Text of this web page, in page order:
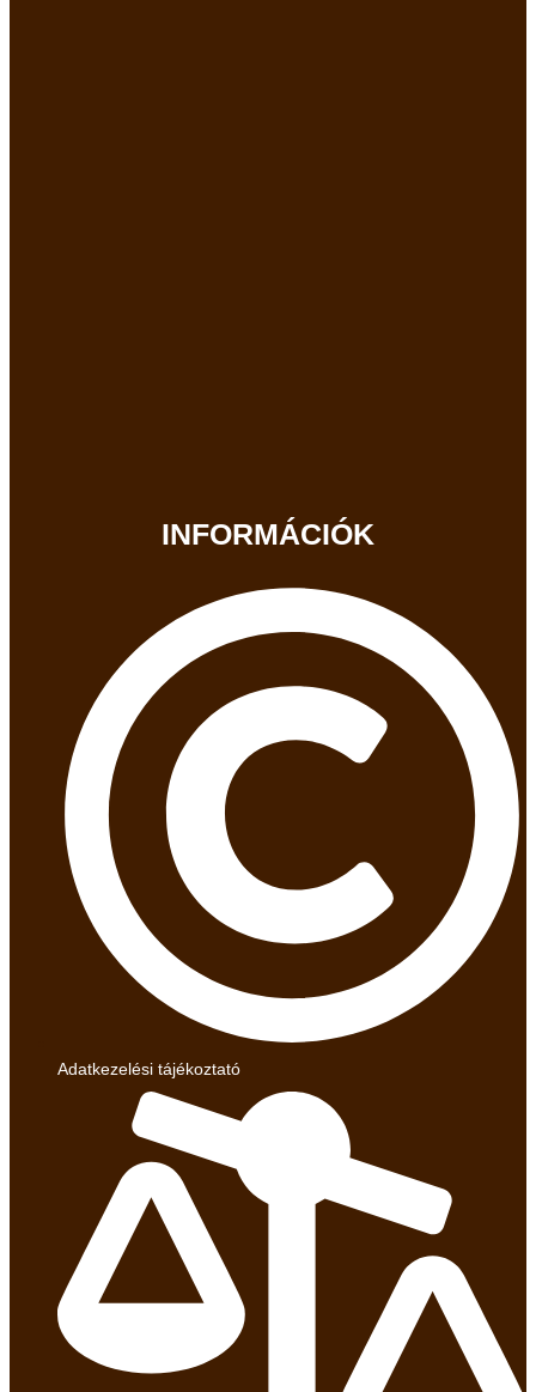
INFORMÁCIÓK
Adatkezelési tájékoztató